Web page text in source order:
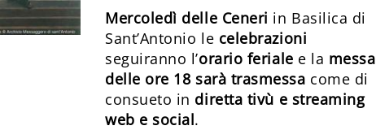
Mercoledì delle Ceneri in Basilica di
Sant’Antonio le celebrazioni
seguiranno l’orario feriale e la messa
delle ore 18 sarà trasmessa come di
consueto in diretta tivù e streaming
web e social.